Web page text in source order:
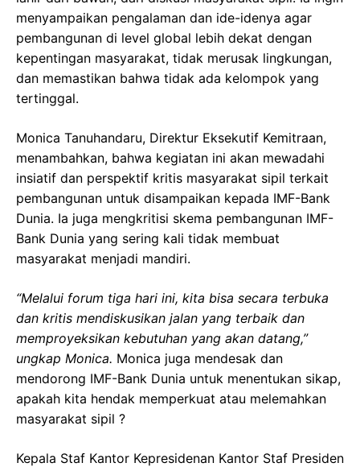
menyampaikan pengalaman dan ide-idenya agar
pembangunan di level global lebih dekat dengan
kepentingan masyarakat, tidak merusak lingkungan,
dan memastikan bahwa tidak ada kelompok yang
tertinggal.
Monica Tanuhandaru, Direktur Eksekutif Kemitraan,
menambahkan, bahwa kegiatan ini akan mewadahi
insiatif dan perspektif kritis masyarakat sipil terkait
pembangunan untuk disampaikan kepada IMF-Bank
Dunia. Ia juga mengkritisi skema pembangunan IMF-
Bank Dunia yang sering kali tidak membuat
masyarakat menjadi mandiri.
“Melalui forum tiga hari ini, kita bisa secara terbuka
dan kritis mendiskusikan jalan yang terbaik dan
memproyeksikan kebutuhan yang akan datang,”
ungkap Monica. Monica juga mendesak dan
mendorong IMF-Bank Dunia untuk menentukan sikap,
apakah kita hendak memperkuat atau melemahkan
masyarakat sipil ?
Kepala Staf Kantor Kepresidenan Kantor Staf Presiden